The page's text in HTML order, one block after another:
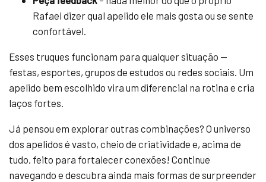
Rafael dizer qual apelido ele mais gosta ou se sente
confortável.
Esses truques funcionam para qualquer situação —
festas, esportes, grupos de estudos ou redes sociais. Um
apelido bem escolhido vira um diferencial na rotina e cria
laços fortes.
Já pensou em explorar outras combinações? O universo
dos apelidos é vasto, cheio de criatividade e, acima de
tudo, feito para fortalecer conexões! Continue
navegando e descubra ainda mais formas de surpreender